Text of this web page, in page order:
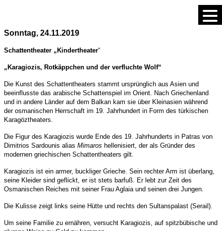
Sonntag, 24.11.2019
Schattentheater „Kindertheater“
„Karagiozis, Rotkäppchen und der verfluchte Wolf“
Die Kunst des Schattentheaters stammt ursprünglich aus Asien und
beeinflusste das arabische Schattenspiel im Orient. Nach Griechenland
und in andere Länder auf dem Balkan kam sie über Kleinasien während
der osmanischen Herrschaft im 19. Jahrhundert in Form des türkischen
Karagöztheaters.
Die Figur des Karagiozis wurde Ende des 19. Jahrhunderts in Patras von
Dimitrios Sardounis alias Mimaros hellenisiert, der als Gründer des
modernen griechischen Schattentheaters gilt.
Karagiozis ist ein armer, buckliger Grieche. Sein rechter Arm ist überlang,
seine Kleider sind geflickt, er ist stets barfuß. Er lebt zur Zeit des
Osmanischen Reiches mit seiner Frau Aglaia und seinen drei Jungen.
Die Kulisse zeigt links seine Hütte und rechts den Sultanspalast (Serail).
Um seine Familie zu ernähren, versucht Karagiozis, auf spitzbübische und